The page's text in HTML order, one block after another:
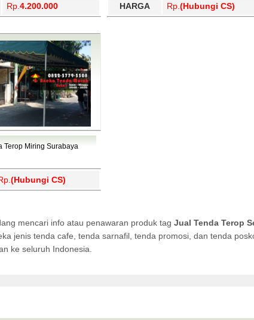
Rp. 4.200.000 HARGA Rp. (Hubungi CS)
Terop Miring Surabaya
(Hubungi CS)
mencari info atau penawaran produk tag Jual Tenda Terop
jenis tenda cafe, tenda sarnafil, tenda promosi, dan tenda
ke seluruh Indonesia.